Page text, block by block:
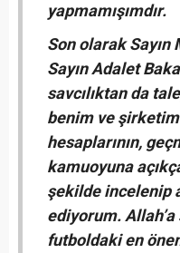
yapmamışımdır.
Son olarak Sayın
Sayın Adalet
savcılıktan da
benim ve
hesaplarının,
kamuoyuna
şekilde incelenip
ediyorum.
futboldaki en